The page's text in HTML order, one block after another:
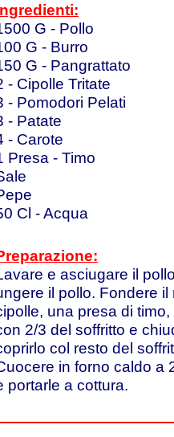
G - Pollo
G - Burro
G - Pangrattato
- Cipolle Tritate
- Pomodori Pelati
- Patate
- Carote
Presa - Timo
Cl - Acqua
e asciugare il
il pollo. Fondere
una presa di
2/3 del soffritto e
col resto del
in forno caldo a
portarle a cottura.